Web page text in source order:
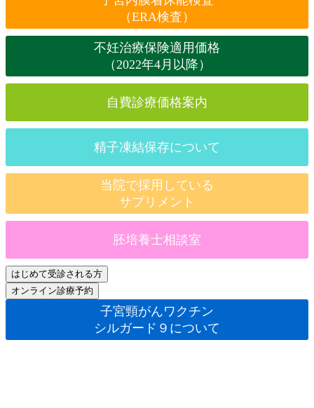
（ERA検査）
不妊治療保険適用価格
（2022年4月以降）
自費診療価格案内
精子凍結保存について
当院で採用している
サプリメント
胚培養士相談室
子宮頸がんワクチン
シルガード９について